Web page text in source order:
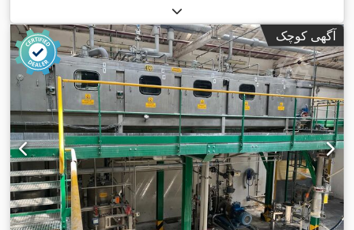
آگهی کوچک